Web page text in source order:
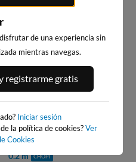
DA RAPADOIRA
Foz
CHOPI 0.2 m
de una experiencia sin
mientras navegas.
registrarme gratis
Iniciar sesión
la política de cookies?Ver
Cookies